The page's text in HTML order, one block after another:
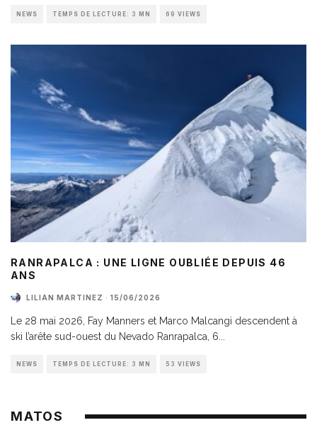
NEWS TEMPS DE LECTURE: 3 MN 69 VIEWS
RANRAPALCA : UNE LIGNE OUBLIÉE DEPUIS 46
ANS
LILIAN MARTINEZ · 15/06/2026
Le 28 mai 2026, Fay Manners et Marco Malcangi descendent à
ski l’arête sud-ouest du Nevado Ranrapalca, 6
NEWS TEMPS DE LECTURE: 3 MN 53 VIEWS
MATOS